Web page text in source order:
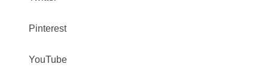
Pinterest
YouTube